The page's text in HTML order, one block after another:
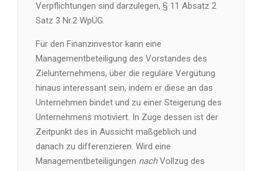
Verpflichtungen sind darzulegen, § 11 Absatz 2
Satz 3 Nr.2 WpÜG.
Für den Finanzinvestor kann eine
Managementbeteiligung des Vorstandes des
Zielunternehmens, über die reguläre Vergütung
hinaus interessant sein, indem er diese an das
Unternehmen bindet und zu einer Steigerung des
Unternehmens motiviert. In Zuge dessen ist der
Zeitpunkt des in Aussicht maßgeblich und
danach zu differenzieren. Wird eine
Managementbeteiligungen nachVollzug des